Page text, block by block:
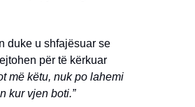
duke u shfajësuar se
për të kërkuar
më këtu, nuk po lahemi
kur vjen boti.”